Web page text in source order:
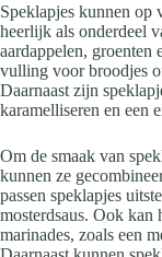
Speklapjes kunnen op
heerlijk als onderdeel
aardappelen, groenten
vulling voor broodjes
Daarnaast zijn
karamelliseren en een
Om de smaak van
kunnen ze
passen speklapjes
mosterdsaus. Ook kan
marinades, zoals een